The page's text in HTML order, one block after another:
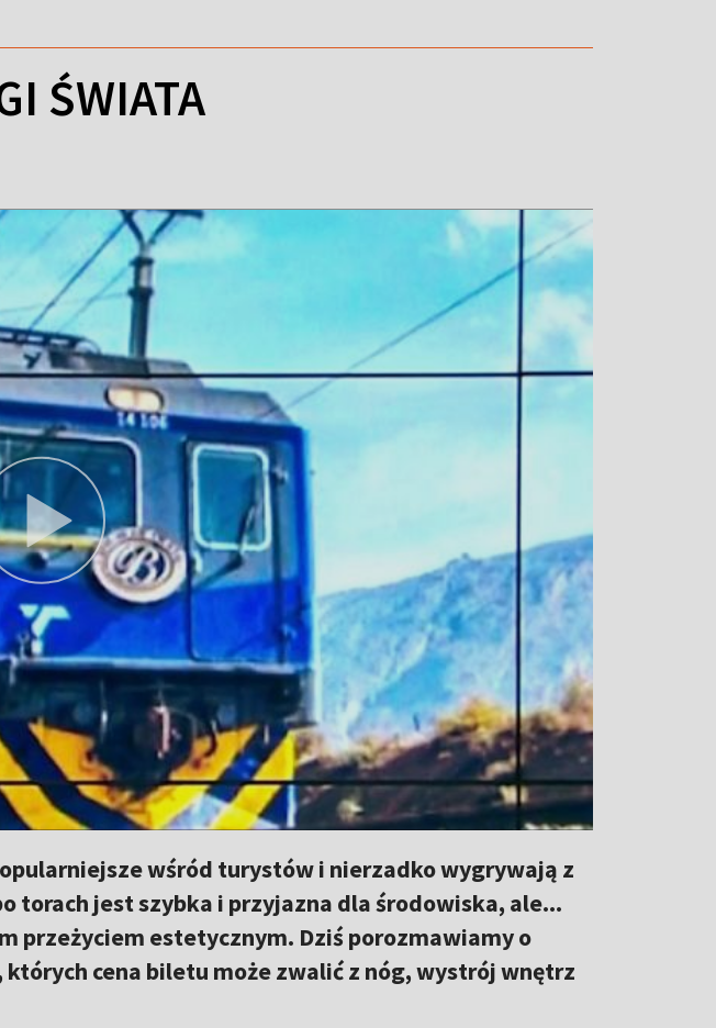
ŚWIATA
wśród turystów i nierzadko wygrywają z
torach jest szybka i przyjazna dla środowiska, ale...
przeżyciem estetycznym. Dziś porozmawiamy o
cena biletu może zwalić z nóg, wystrój wnętrz